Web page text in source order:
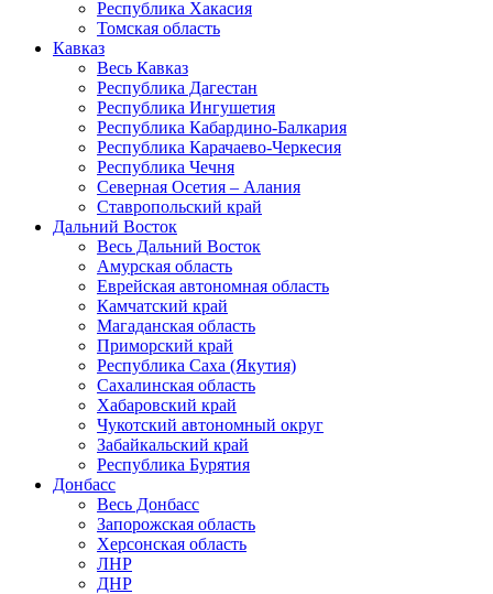
Республика Хакасия
Томская область
Кавказ
Весь Кавказ
Республика Дагестан
Республика Ингушетия
Республика Кабардино-Балкария
Республика Карачаево-Черкесия
Республика Чечня
Северная Осетия – Алания
Ставропольский край
Дальний Восток
Весь Дальний Восток
Амурская область
Еврейская автономная область
Камчатский край
Магаданская область
Приморский край
Республика Саха (Якутия)
Сахалинская область
Хабаровский край
Чукотский автономный округ
Забайкальский край
Республика Бурятия
Донбасс
Весь Донбасс
Запорожская область
Херсонская область
ЛНР
ДНР